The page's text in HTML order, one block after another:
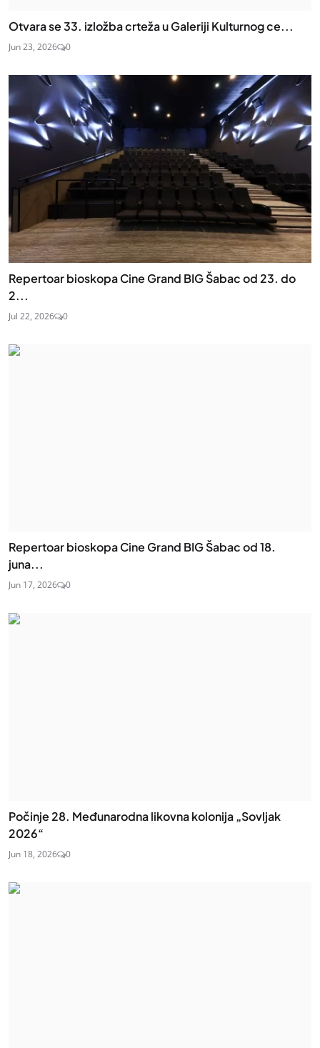
Otvara se 33. izložba crteža u Galeriji Kulturnog ce...
Jun 23, 2026 0
Repertoar bioskopa Cine Grand BIG Šabac od 23. do
2...
Jul 22, 2026 0
Repertoar bioskopa Cine Grand BIG Šabac od 18.
juna...
Jun 17, 2026 0
Počinje 28. Međunarodna likovna kolonija „Sovljak
2026“
Jun 18, 2026 0